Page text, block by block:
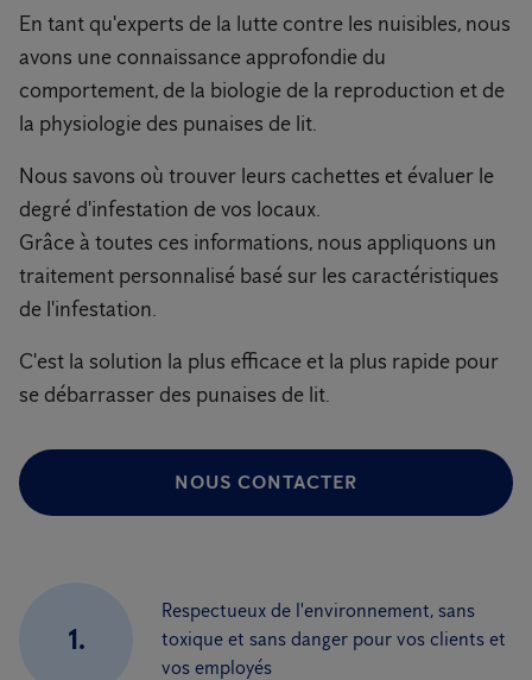
En tant qu'experts de la lutte contre les nuisibles, nous
avons une connaissance approfondie du
comportement, de la biologie de la reproduction et de
la physiologie des punaises de lit.
Nous savons où trouver leurs cachettes et évaluer le
degré d'infestation de vos locaux.
Grâce à toutes ces informations, nous appliquons un
traitement personnalisé basé sur les caractéristiques
de l'infestation.
C'est la solution la plus efficace et la plus rapide pour
se débarrasser des punaises de lit.
NOUS CONTACTER
1.
Respectueux de l'environnement, sans
toxique et sans danger pour vos clients et
vos employés